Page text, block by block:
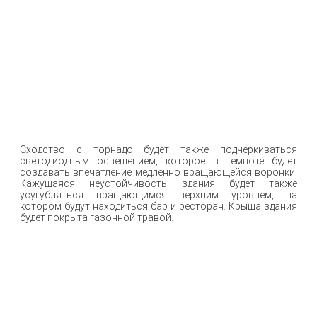
Сходство с торнадо будет также подчеркиваться
светодиодным освещением, которое в темноте будет
создавать впечатление медленно вращающейся воронки.
Кажущаяся неустойчивость здания будет также
усугубляться вращающимся верхним уровнем, на
котором будут находиться бар и ресторан. Крыша здания
будет покрыта газонной травой.